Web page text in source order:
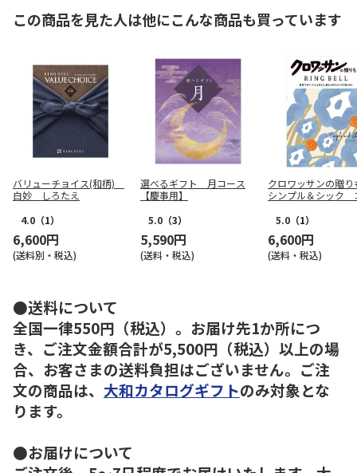
この商品を見た人は他にこんな商品も買っています
バリューチョイス(和柄)
白妙 しろたえ
4.0 （1）
6,600円
(送料別・税込)
選べるギフト 月コース
【慶事用】
5.0 （3）
5,590円
(送料・税込)
クロワッサンの贈
シンプル＆シック
5.0 （1）
6,600円
(送料・税込)
●送料について
全国一律550円（税込）。お届け先1か所につ
き、ご注文金額合計が5,500円（税込）以上の場
合、お客さまの送料負担はございません。ご注
文の商品は、 大和カタログギフトのみ対象とな
ります。
●お届けについて